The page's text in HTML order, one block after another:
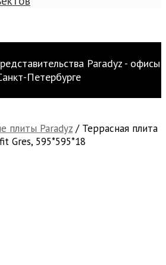
Paradyz - офисы
Петербурге
плиты Paradyz / Террасная плита
Gres, 595*595*18